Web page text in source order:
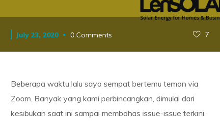
July 23, 2020 0 Comments 7
Beberapa waktu lalu saya sempat bertemu teman via
Zoom. Banyak yang kami perbincangkan, dimulai dari
kesibukan saat ini sampai membahas issue-issue terkini.